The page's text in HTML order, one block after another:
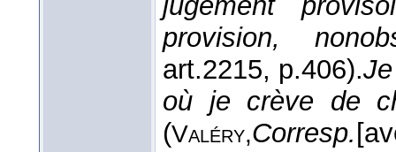
provision,
art.2215, p.406).
où je crève de
(Valéry,Corresp.